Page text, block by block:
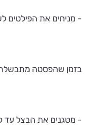
- מניחים את הפילטים
בזמן שהפסטה
- מטגנים את הבצל עד